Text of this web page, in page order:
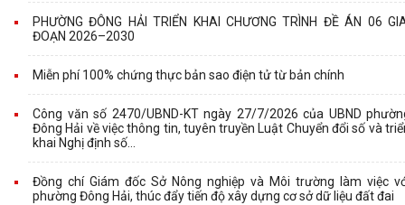
PHƯỜNG ĐÔNG HẢI TRIỂN KHAI CHƯƠNG TRÌNH ĐỀ ÁN 06
ĐOẠN 2026–2030
Miễn phí 100% chứng thực bản sao điện tử từ bản chính
Công văn số 2470/UBND-KT ngày 27/7/2026 của UBND
Đông Hải về việc thông tin, tuyên truyền Luật Chuyển đổi số và
khai Nghị định số...
Đồng chí Giám đốc Sở Nông nghiệp và Môi trường làm việc
phường Đông Hải, thúc đẩy tiến độ xây dựng cơ sở dữ liệu đất đai